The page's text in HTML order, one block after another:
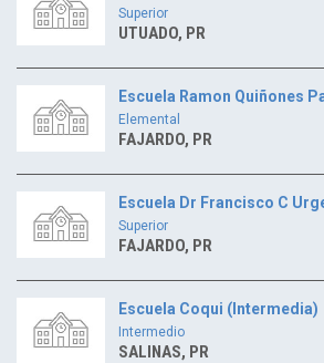
Superior
UTUADO, PR
Escuela Ramon Quiñones
Elemental
FAJARDO, PR
Escuela Dr Francisco C
Superior
FAJARDO, PR
Escuela Coqui (Intermedia)
Intermedio
SALINAS, PR